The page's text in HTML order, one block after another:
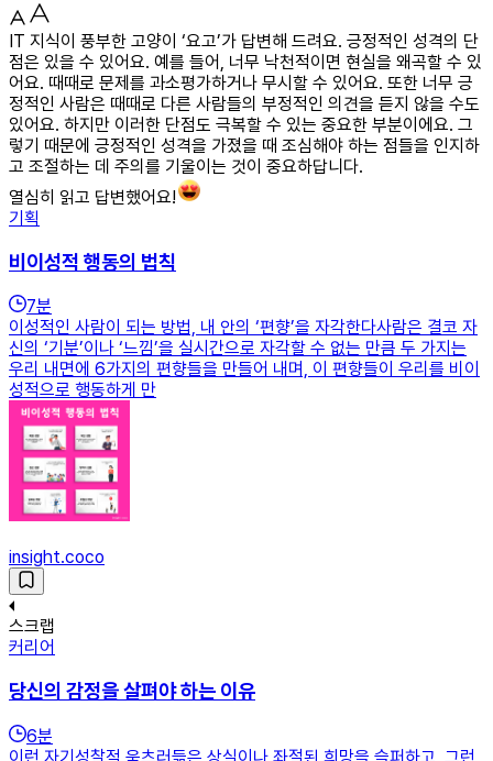
IT 지식이 풍부한 고양이 ‘요고’가 답변해 드려요. 긍정적인 성격의 단
점은 있을 수 있어요. 예를 들어, 너무 낙천적이면 현실을 왜곡할 수 있
어요. 때때로 문제를 과소평가하거나 무시할 수 있어요. 또한 너무 긍
정적인 사람은 때때로 다른 사람들의 부정적인 의견을 듣지 않을 수도
있어요. 하지만 이러한 단점도 극복할 수 있는 중요한 부분이에요. 그
렇기 때문에 긍정적인 성격을 가졌을 때 조심해야 하는 점들을 인지하
고 조절하는 데 주의를 기울이는 것이 중요하답니다.
열심히 읽고 답변했어요!
기획
비이성적 행동의 법칙
7분
이성적인 사람이 되는 방법, 내 안의 ‘편향’을 자각한다사람은 결코 자
신의 ‘기분’이나 ‘느낌’을 실시간으로 자각할 수 없는 만큼 두 가지는
우리 내면에 6가지의 편향들을 만들어 내며, 이 편향들이 우리를 비이
성적으로 행동하게 만
insight.coco
스크랩
커리어
당신의 감정을 살펴야 하는 이유
6분